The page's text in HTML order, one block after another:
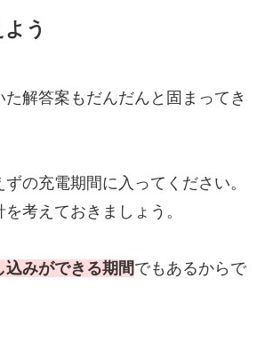
う
解答案もだんだんと固まってき
の充電期間に入ってください。
考えておきましょう。
みができる期間でもあるからで